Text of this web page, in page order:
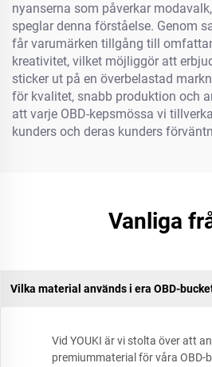
nyanserna som påverkar
speglar denna förståelse. Genom
får varumärken tillgång till
kreativitet, vilket möjliggör att
sticker ut på en överbelastad
för kvalitet, snabb produktion och
att varje OBD-kepsmössa vi
kunders och deras kunders
Vanliga
Vilka material används i era OBD-
Vid YOUKI är vi stolta över att
premiummaterial för våra OBD-